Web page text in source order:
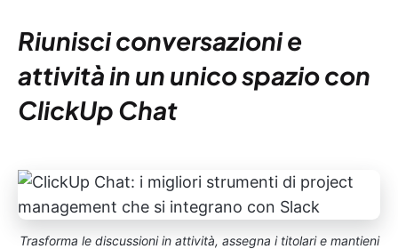
Riunisci conversazioni e
attività in un unico spazio con
ClickUp Chat
Trasforma le discussioni in attività, assegna i titolari e mantieni